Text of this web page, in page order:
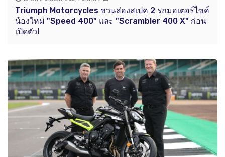
Triumph Motorcycles ชวนส่องสเปค 2 รถมอเตอร์ไซค์
น้องใหม่ "Speed 400" และ "Scrambler 400 X" ก่อน
เปิดตัว!